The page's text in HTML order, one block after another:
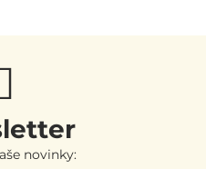
novinky: